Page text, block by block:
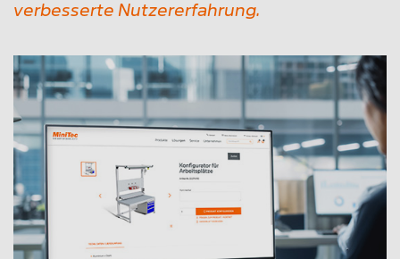
verbesserte Nutzererfahrung.